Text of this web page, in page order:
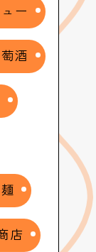
ー
酒
店